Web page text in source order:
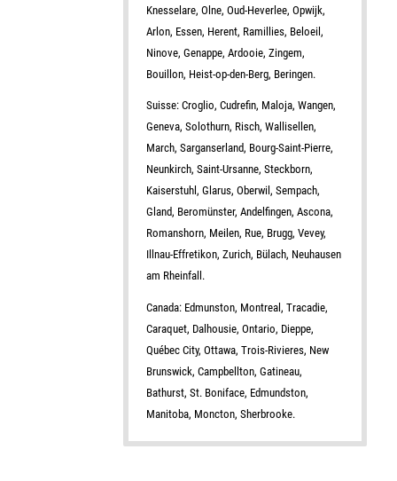
Knesselare, Olne, Oud-Heverlee, Opwijk,
Arlon, Essen, Herent, Ramillies, Beloeil,
Ninove, Genappe, Ardooie, Zingem,
Bouillon, Heist-op-den-Berg, Beringen.
Suisse: Croglio, Cudrefin, Maloja, Wangen,
Geneva, Solothurn, Risch, Wallisellen,
March, Sarganserland, Bourg-Saint-Pierre,
Neunkirch, Saint-Ursanne, Steckborn,
Kaiserstuhl, Glarus, Oberwil, Sempach,
Gland, Beromünster, Andelfingen, Ascona,
Romanshorn, Meilen, Rue, Brugg, Vevey,
Illnau-Effretikon, Zurich, Bülach, Neuhausen
am Rheinfall.
Canada: Edmunston, Montreal, Tracadie,
Caraquet, Dalhousie, Ontario, Dieppe,
Québec City, Ottawa, Trois-Rivieres, New
Brunswick, Campbellton, Gatineau,
Bathurst, St. Boniface, Edmundston,
Manitoba, Moncton, Sherbrooke.